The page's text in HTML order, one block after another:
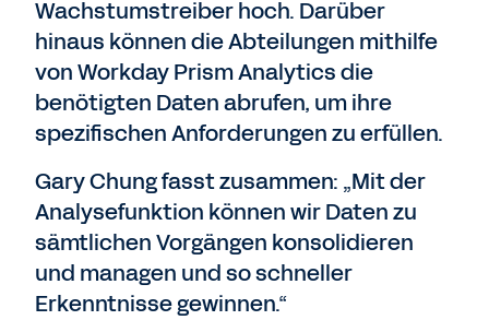
Wachstumstreiber hoch. Darüber
hinaus können die Abteilungen mithilfe
von Workday Prism Analytics die
benötigten Daten abrufen, um ihre
spezifischen Anforderungen zu erfüllen.
Gary Chung fasst zusammen: „Mit der
Analysefunktion können wir Daten zu
sämtlichen Vorgängen konsolidieren
und managen und so schneller
Erkenntnisse gewinnen.“